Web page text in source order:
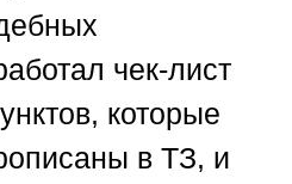
чек-лист
которые
в ТЗ, и